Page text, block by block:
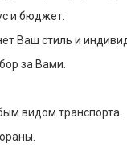
и бюджет.
Ваш стиль и
за Вами.
видом транспорта.